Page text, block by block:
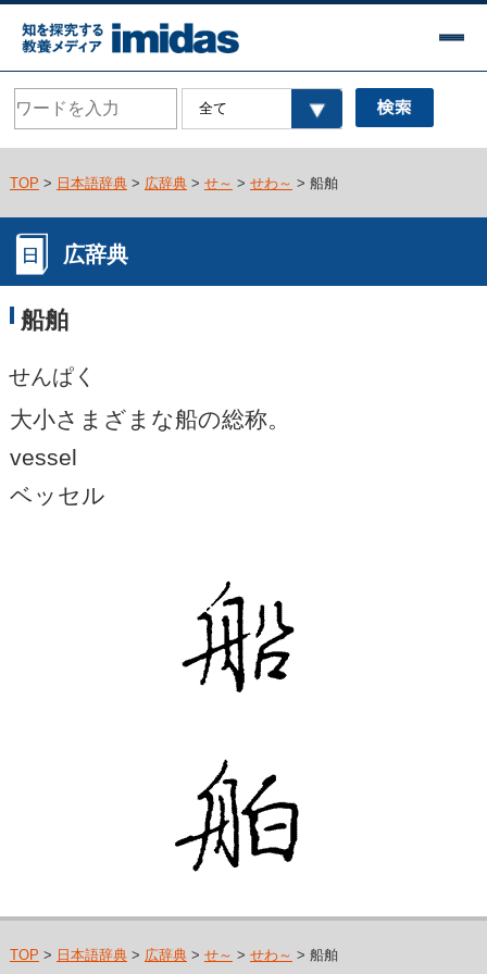
TOP > 日本語辞典> 広辞典> せ～ > せわ～ > 船舶
広辞典
船舶
せんぱく
大小さまざまな船の総称。
vessel
ベッセル
TOP > 日本語辞典> 広辞典> せ～ > せわ～ > 船舶